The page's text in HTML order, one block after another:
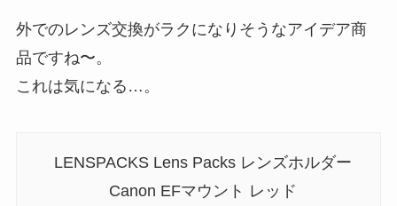
外でのレンズ交換がラクになりそうなアイデア商
品ですね〜。
これは気になる…。
LENSPACKS Lens Packs レンズホルダー
Canon EFマウント レッド